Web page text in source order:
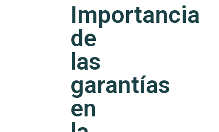
Importancia
de
las
garantías
en